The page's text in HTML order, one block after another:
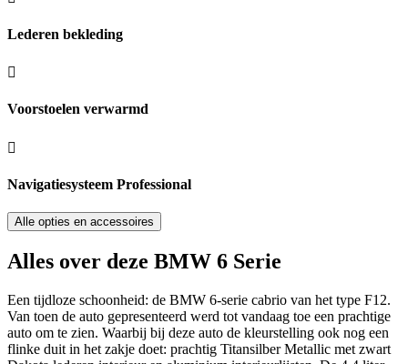
Lederen bekleding
Voorstoelen verwarmd
Navigatiesysteem Professional
Alle opties en accessoires
Alles over deze BMW 6 Serie
Een tijdloze schoonheid: de BMW 6-serie cabrio van het type F12.
Van toen de auto gepresenteerd werd tot vandaag toe een prachtige
auto om te zien. Waarbij bij deze auto de kleurstelling ook nog een
flinke duit in het zakje doet: prachtig Titansilber Metallic met zwart